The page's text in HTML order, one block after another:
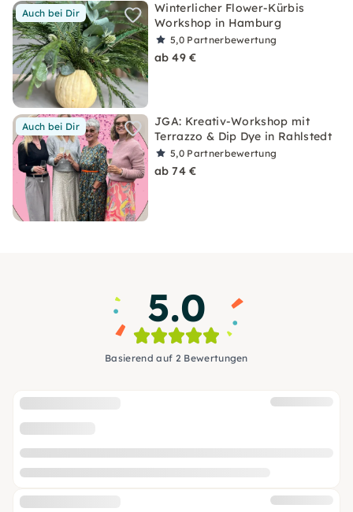
Auch bei Dir
Winterlicher Flower-Kürbis
Workshop in Hamburg
5,0 Partnerbewertung
ab 49 €
Auch bei Dir
JGA: Kreativ-Workshop mit
Terrazzo & Dip Dye in Rahlstedt
5,0 Partnerbewertung
ab 74 €
5.0
Basierend auf 2 Bewertungen